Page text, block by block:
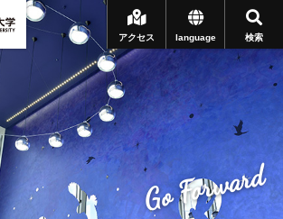
検索
language
アクセス
Go Forward